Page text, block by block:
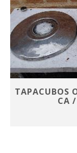
TAPACUBOS
CA